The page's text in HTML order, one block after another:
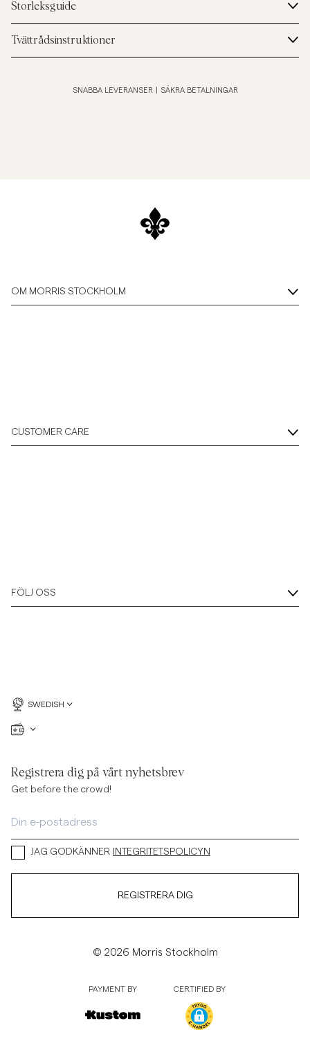
Storleksguide
Tvättrådsinstruktioner
SNABBA LEVERANSER SÄKRA BETALNINGAR
OM MORRIS STOCKHOLM
CUSTOMER CARE
FÖLJ OSS
SWEDISH
Registrera dig på vårt nyhetsbrev
Get before the crowd!
JAG GODKÄNNER INTEGRITETSPOLICYN
REGISTRERA DIG
© 2026 Morris Stockholm
PAYMENT BY CERTIFIED BY